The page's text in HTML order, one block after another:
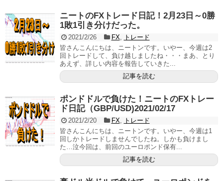
ニートのFXトレード日記！2月23日～0勝
1敗1引き分けだった。
2021/2/26 FX, トレード
皆さんこんにちは、ニートンです。いやー、今週は2
回トレードして、負け越しましたね・・・まあ、とり
あえず、詳しい内容を報告していきた...
記事を読む
ポンドドルで負けた！ニートのFXトレー
ド日記（GBP/USD)2021/02/17
2021/2/20 FX, トレード
皆さんこんにちは、ニートンです。いやー、今週は1
回しかトレードしませんでしたね。しかも負けまし
た…泣今回は、前回のユーロポンド保有...
記事を読む